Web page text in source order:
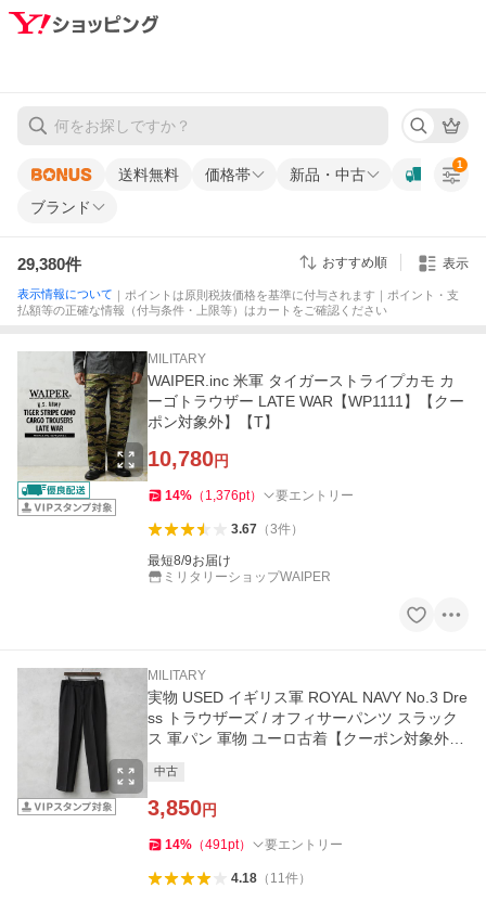
送料無料 価格帯
新品・中古
ブランド
1
29,380件 おすすめ順 表示
表示情報について ｜ポイントは原則税抜価格を基準に付与されます｜ポイント・支
払額等の正確な情報（付与条件・上限等）はカートをご確認ください
MILITARY
WAIPER.inc 米軍 タイガーストライプカモ カ
ーゴトラウザー LATE WAR【WP1111】【クー
ポン対象外】【T】
10,780円
14% （ 1,376pt） 要エントリー
3.67（3件）
最短8/9お届け
ミリタリーショップWAIPER
MILITARY
実物 USED イギリス軍 ROYAL NAVY No.3 Dre
ss トラウザーズ / オフィサーパンツ スラック
ス 軍パン 軍物 ユーロ古着【クーポン対象外】
中古
3,850円
14% （491pt） 要エントリー
4.18（ 11件）